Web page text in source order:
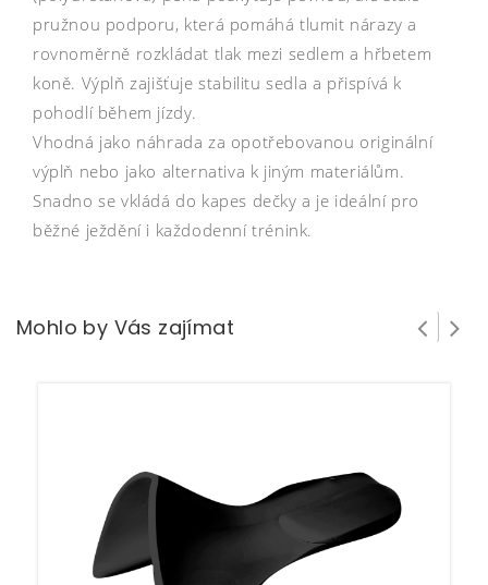
pružnou podporu, která pomáhá tlumit nárazy a
rovnoměrně rozkládat tlak mezi sedlem a hřbetem
koně. Výplň zajišťuje stabilitu sedla a přispívá k
pohodlí během jízdy.
Vhodná jako náhrada za opotřebovanou originální
výplň nebo jako alternativa k jiným materiálům.
Snadno se vkládá do kapes dečky a je ideální pro
běžné ježdění i každodenní trénink.
Mohlo by Vás zajímat